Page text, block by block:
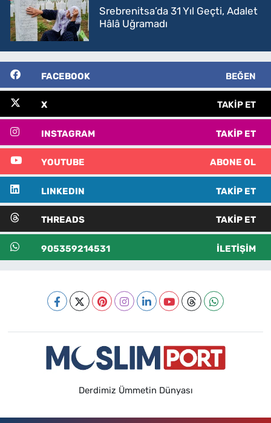
Srebrenitsa’da 31 Yıl Geçti, Adalet
Hâlâ Uğramadı
FACEBOOK BEĞEN
X TAKIP ET
INSTAGRAM TAKIP ET
YOUTUBE ABONE OL
LINKEDIN TAKIP ET
THREADS TAKIP ET
905359214531 İLETIŞIM
Derdimiz Ümmetin Dünyası